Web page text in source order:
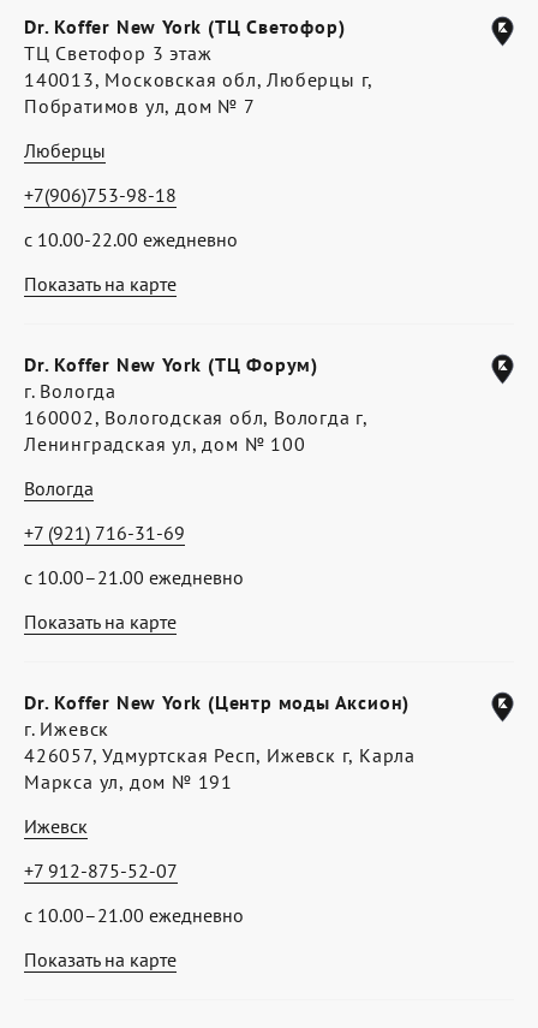
Показать на карте
Dr. Koffer New York (ТЦ Светофор)
ТЦ Светофор 3 этаж
140013, Московская обл, Люберцы г,
Побратимов ул, дом № 7
Люберцы
с 10.00-22.00 ежедневно
+7(906)753-98-18
Показать на карте
Dr. Koffer New York (ТЦ Форум)
г. Вологда
160002, Вологодская обл, Вологда г,
Ленинградская ул, дом № 100
Вологда
с 10.00–21.00 ежедневно
+7 (921) 716-31-69
Показать на карте
Dr. Koffer New York (Центр моды Аксион)
г. Ижевск
426057, Удмуртская Респ, Ижевск г, Карла
Маркса ул, дом № 191
Ижевск
с 10.00–21.00 ежедневно
+7 912-875-52-07